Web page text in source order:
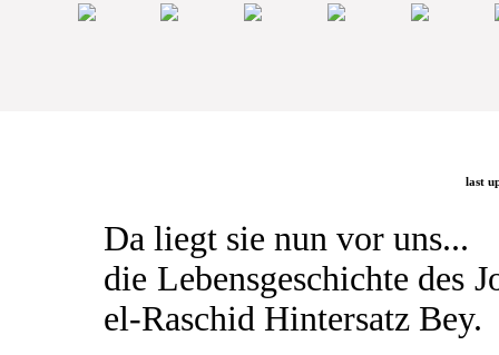
last
Da liegt sie nun vor uns...
die Lebensgeschichte des
el-Raschid Hintersatz Bey.